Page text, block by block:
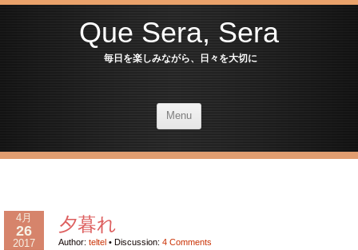
Que Sera, Sera
毎日を楽しみながら、日々を大切に
Menu
4月
26
2017
夕暮れ
Author: teltel • Discussion: 4 Comments